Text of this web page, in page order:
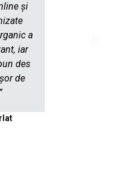
și
a
iar
des
de